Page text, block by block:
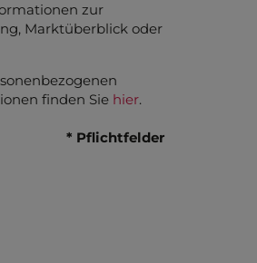
zur
Marktüberblick oder
finden Sie hier.
* Pflichtfelder